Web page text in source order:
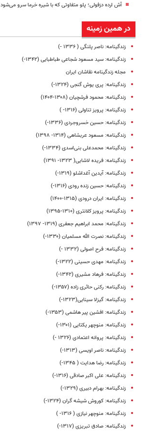
آش ارده دزفولی؛ پلو متفاوتی که با شیره خرما سرو می‌شود
در همین زمینه
زندگینامه: ناصر پلنگی ( ۱۳۳۶ -)
زندگینامه: سید مسعود شجاعی طباطبایی (۱۳۴۲-)
مجله زندگینامه نقاشان ایران
زندگینامه: پری یوش گنجی (۱۳۲۴-)
زندگینامه: محمود فرشچیان (۱۳۰۸-۱۴۰۴)
زندگینامه: پرویز تناولی (۱۳۱۶- )
زندگینامه: حسین خسروجردی (۱۳۳۶-)
زندگینامه: مسعود عربشاهی (۱۳۱۴- ۱۳۹۸)
زندگینامه: محمدعلی بنی‌اسدی (۱۳۳۴-)
زندگینامه: فریده لاشایی( ۱۳۲۳- ۱۳۹۱)
زندگینامه: آیدین آغداشلو (۱۳۱۹-)
زندگینامه: حسین زنده رودی (۱۳۱۶-)
زندگینامه: ایران درودی (۱۳۱۵-۱۴۰۰)
زندگینامه: پرویز کلانتری (۱۳۱۰-۱۳۹۵)
زندگینامه: محمد ابراهیم جعفری (۱۳۱۹- ۱۳۹۷)
زندگینامه: نصرت الله مسلمیان (۱۳۳۰-)
زندگینامه: فرح اصولی (۱۳۳۲ -)
زندگینامه: مهدی حسینی (۱۳۲۲-)
زندگینامه: فرهاد مشیری (۱۳۴۲-)
زندگینامه: رکنی حائری زاده (۱۳۵۷-)
زندگینامه: گیزلا سینایی(۱۳۲۳-)
زندگینامه: افشین پیر هاشمی (۱۳۵۳-)
زندگینامه: منوچهر یکتایی (۱۳۰۱-)
زندگینامه: پروانه اعتمادی (۱۳۲۶ -)
زندگینامه: ناصر اویسی (۱۳۱۳-)
زندگینامه: رضا هدایت ( ۱۳۴۵-)
زندگینامه: علی اکبر صادقی (۱۳۱۶-)
زندگینامه: بهرام دبیری (۱۳۲۹-)
زندگینامه: کوروش شیشه گران (۱۳۲۴-)
زندگینامه: منوچهر نیازی ( ۱۳۱۶- )
زندگینامه: صادق تبریزی (۱۳۱۷-)